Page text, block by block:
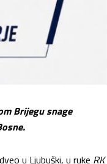
Brijegu snage
u Ljubuški, u ruke RK